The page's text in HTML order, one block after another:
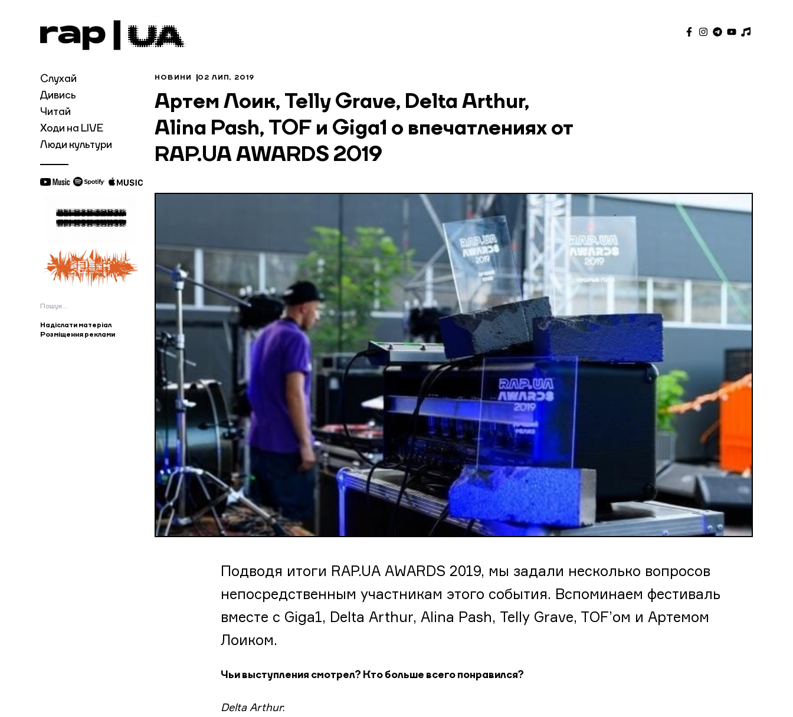
Слухай
Дивись
Читай
Ходи на LIVE
Люди культури
Пошук:
Надіслати матеріал
Розміщення реклами
НОВИНИ 02 ЛИП, 2019
Артем Лоик, Telly Grave, Delta Arthur,
Alina Pash, TOF и Giga1 о впечатлениях от
RAP.UA AWARDS 2019
Подводя итоги RAP.UA AWARDS 2019, мы задали несколько вопросов
непосредственным участникам этого события. Вспоминаем фестиваль
вместе с Giga1, Delta Arthur, Alina Pash, Telly Grave, TOF’ом и Артемом
Лоиком.
Чьи выступления смотрел? Кто больше всего понравился?
Delta Arthur: